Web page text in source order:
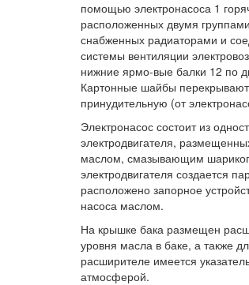
помощью электронасоса 1
расположенных двумя
снабженных радиаторами и
системы вентиляции
нижние ярмо-вые балки 12 по
Картонные шайбы
принудительную (от
Электронасос состоит из
электродвигателя,
маслом, смазывающим
электродвигателя создается
расположено запорное
насоса маслом.
На крышке бака размещен
уровня масла в баке, а также
расширителе имеется
атмосферой.